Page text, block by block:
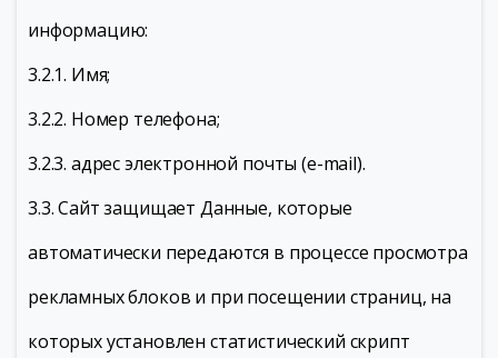
информацию:
3.2.1. Имя;
3.2.2. Номер телефона;
3.2.3. адрес электронной почты (e-mail).
3.3. Сайт защищает Данные, которые
автоматически передаются в процессе просмотра
рекламных блоков и при посещении страниц, на
которых установлен статистический скрипт